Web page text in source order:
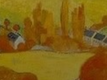
con
El